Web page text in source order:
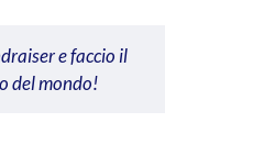
e faccio il
del mondo!